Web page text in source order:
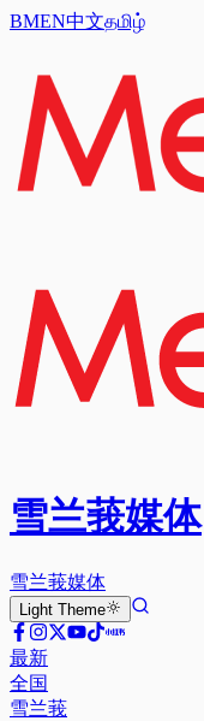
BMEN中文தமிழ்
雪兰莪媒体
雪兰莪媒体
Light Theme
最新
全国
雪兰莪